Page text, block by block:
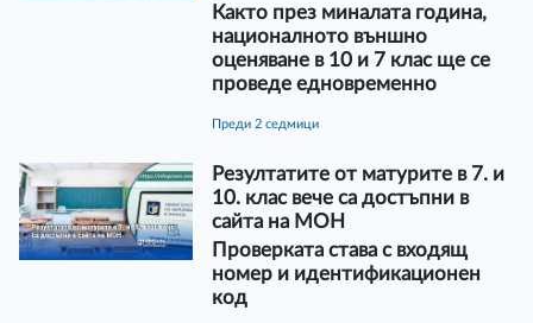
Както през миналата година,
националното външно
оценяване в 10 и 7 клас ще се
проведе едновременно
преди 2 седмици
Резултатите от матурите в 7. и
10. клас вече са достъпни в
сайта на МОН
Проверката става с входящ
номер и идентификационен
код